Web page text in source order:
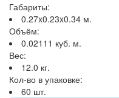
Габариты:
0.27x0.23x0.34 м.
Объём:
0.02111 куб. м.
Вес:
12.0 кг.
Кол-во в упаковке:
60 шт.